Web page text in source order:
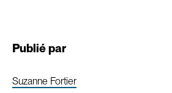
Publié par
Suzanne Fortier